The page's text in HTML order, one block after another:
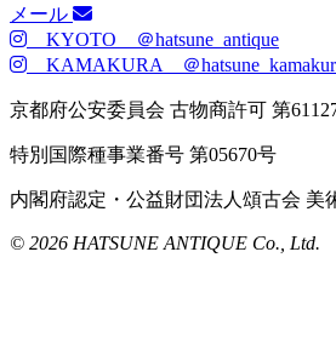
メール
KYOTO ＠hatsune_antique
KAMAKURA ＠
京都府公安委員会 古物商許可 第
特別国際種事業番号 第05670号
内閣府認定・公益財団法人頌古会 美
© 2026 HATSUNE ANTIQUE Co., Ltd.